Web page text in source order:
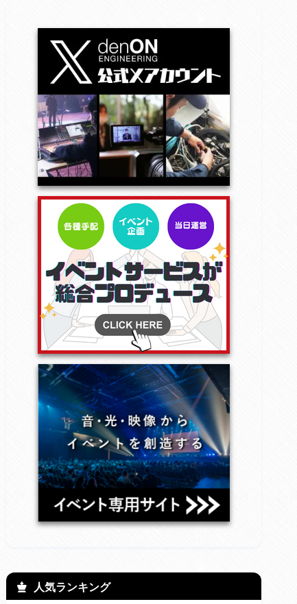
人気ランキング